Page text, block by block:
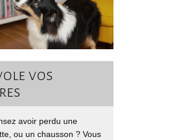
vos
avoir perdu une
ou un chausson ? Vous